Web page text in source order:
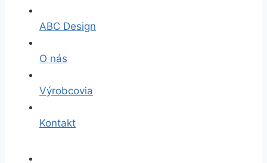
ABC Design
O nás
Výrobcovia
Kontakt